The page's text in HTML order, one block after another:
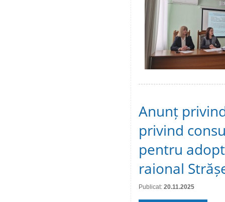
Anunț
privind
pentru
raional
Publicat: 20.11.2025